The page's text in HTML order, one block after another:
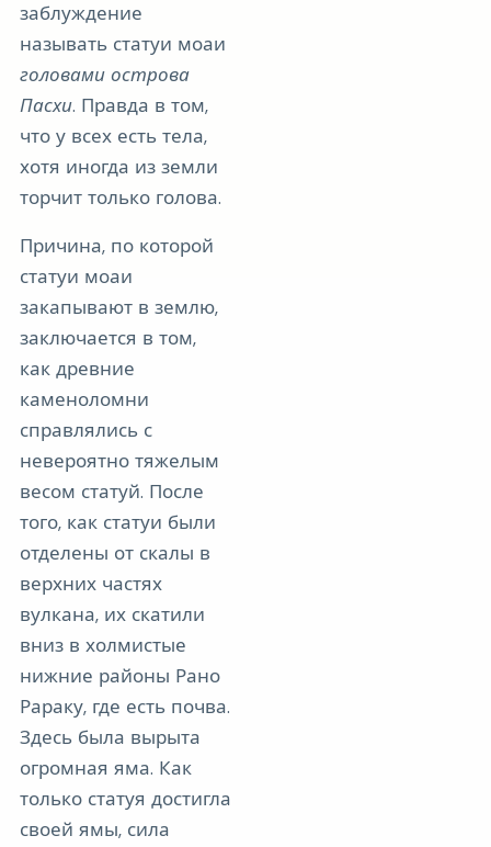
заблуждение
называть статуи моаи
головами острова
Пасхи. Правда в том,
что у всех есть тела,
хотя иногда из земли
торчит только голова.
Причина, по которой
статуи моаи
закапывают в землю,
заключается в том,
как древние
каменоломни
справлялись с
невероятно тяжелым
весом статуй. После
того, как статуи были
отделены от скалы в
верхних частях
вулкана, их скатили
вниз в холмистые
нижние районы Рано
Рараку, где есть почва.
Здесь была вырыта
огромная яма. Как
только статуя достигла
своей ямы, сила